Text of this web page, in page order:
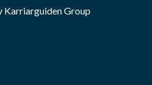
Karriarguiden Group